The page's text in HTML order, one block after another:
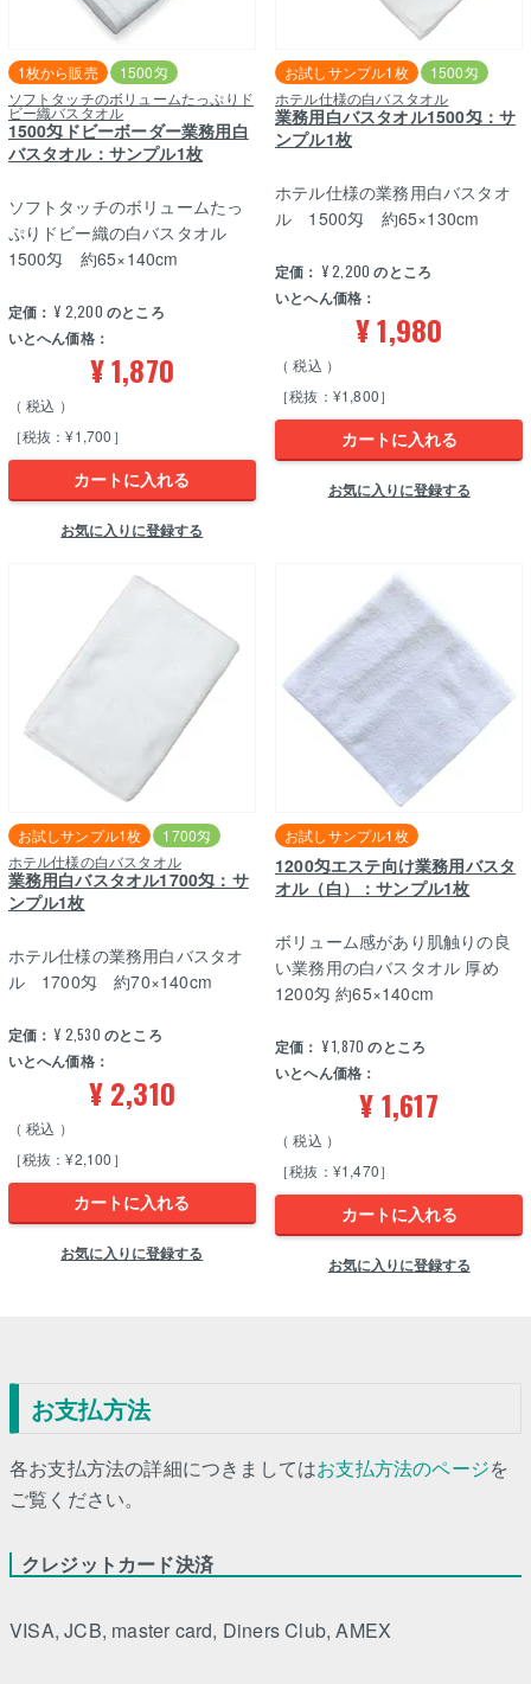
ソフトタッチのボリュームたっぷりド
ビー織バスタオル
1500匁ドビーボーダー業務用白
バスタオル：サンプル1枚
1枚から販売 1500匁
定価： ¥ 2,200 のところ
いとへん価格：
¥1,870
税込
［税抜：¥1,700］
ソフトタッチのボリュームたっ
ぷりドビー織の白バスタオル
1500匁 約65×140cm
カートに入れる
お気に入りに登録する
ホテル仕様の白バスタオル
業務用白バスタオル1500匁：サ
ンプル1枚
お試しサンプル1枚 1500匁
定価： ¥2,200 のところ
いとへん価格：
¥1,980
税込
［税抜：¥1,800］
ホテル仕様の業務用白バスタオ
ル 1500匁 約65×130cm
カートに入れる
お気に入りに登録する
ホテル仕様の白バスタオル
業務用白バスタオル1700匁：サ
ンプル1枚
お試しサンプル1枚 1700匁
定価： ¥ 2,530 のところ
いとへん価格：
¥ 2,310
税込
［税抜：¥2,100］
ホテル仕様の業務用白バスタオ
ル 1700匁 約70×140cm
カートに入れる
お気に入りに登録する
1200匁エステ向け業務用バスタ
オル（白）：サンプル1枚
お試しサンプル1枚
定価： ¥1,870 のところ
いとへん価格：
¥1,617
税込
［税抜：¥1,470］
ボリューム感があり肌触りの良
い業務用の白バスタオル 厚め
1200匁 約65×140cm
カートに入れる
お気に入りに登録する
お支払方法
各お支払方法の詳細につきましてはお支払方法のページを
ご覧ください。
クレジットカード決済
VISA, JCB, master card, Diners Club, AMEX